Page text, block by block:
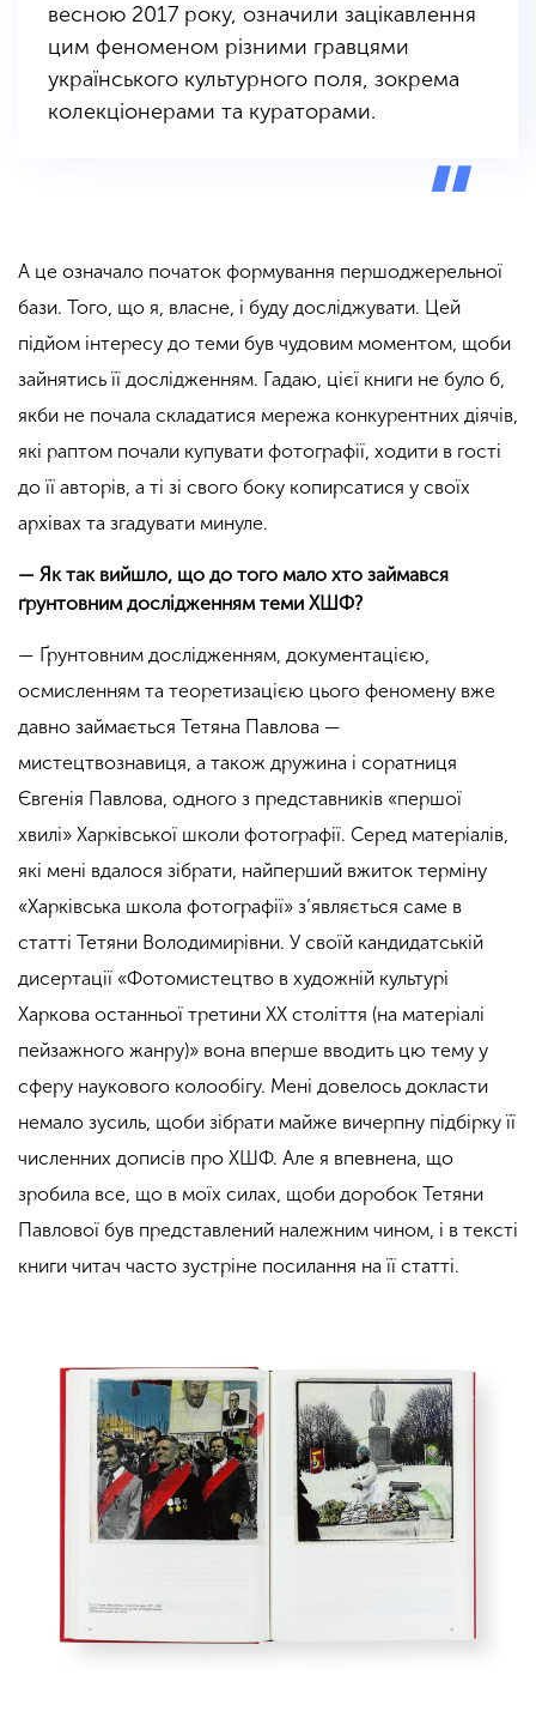
весною 2017 року, означили зацікавлення
цим феноменом різними гравцями
українського культурного поля, зокрема
колекціонерами та кураторами.
А це означало початок формування першоджерельної
бази. Того, що я, власне, і буду досліджувати. Цей
підйом інтересу до теми був чудовим моментом, щоби
зайнятись її дослідженням. Гадаю, цієї книги не було б,
якби не почала складатися мережа конкурентних діячів,
які раптом почали купувати фотографії, ходити в гості
до її авторів, а ті зі свого боку копирсатися у своїх
архівах та згадувати минуле.
— Як так вийшло, що до того мало хто займався
ґрунтовним дослідженням теми ХШФ?
— Ґрунтовним дослідженням, документацією,
осмисленням та теоретизацією цього феномену вже
давно займається Тетяна Павлова —
мистецтвознавиця, а також дружина і соратниця
Євгенія Павлова, одного з представників «першої
хвилі» Харківської школи фотографії. Серед матеріалів,
які мені вдалося зібрати, найперший вжиток терміну
«Харківська школа фотографії» з’являється саме в
статті Тетяни Володимирівни. У своїй кандидатській
дисертації «Фотомистецтво в художній культурі
Харкова останньої третини ХХ століття (на матеріалі
пейзажного жанру)» вона вперше вводить цю тему у
сферу наукового колообігу. Мені довелось докласти
немало зусиль, щоби зібрати майже вичерпну підбірку її
численних дописів про ХШФ. Але я впевнена, що
зробила все, що в моїх силах, щоби доробок Тетяни
Павлової був представлений належним чином, і в тексті
книги читач часто зустріне посилання на її статті.